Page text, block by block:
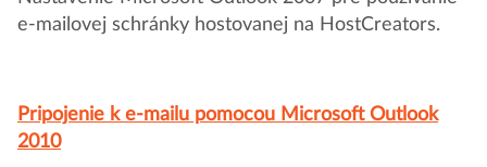
e-mailovej schránky hostovanej na HostCreators.
Pripojenie k e-mailu pomocou Microsoft Outlook
2010